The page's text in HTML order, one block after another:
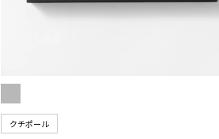
クチポール